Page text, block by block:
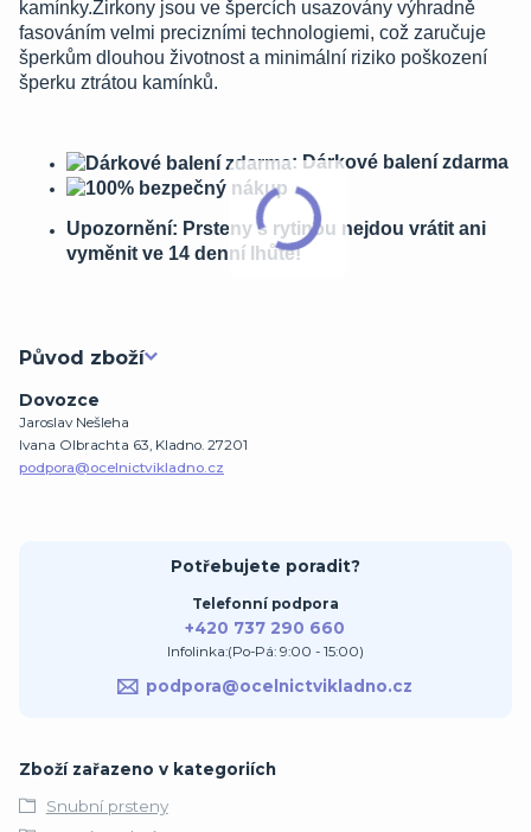
kamínky.Zirkony jsou ve špercích usazovány výhradně
fasováním velmi precizními technologiemi, což zaručuje
šperkům dlouhou životnost a minimální riziko poškození
šperku ztrátou kamínků.
: Dárkové balení zdarma
Upozornění: Prsteny s rytinou nejdou vrátit ani
vyměnit ve 14 denní lhůtě!
Původ zboží
Dovozce
Jaroslav Nešleha
Ivana Olbrachta 63, Kladno. 27201
podpora@ocelnictvikladno.cz
Potřebujete poradit?
Telefonní podpora
+420 737 290 660
Infolinka:(Po-Pá: 9:00 - 15:00)
podpora@ocelnictvikladno.cz
Zboží zařazeno v kategoriích
Snubní prsteny